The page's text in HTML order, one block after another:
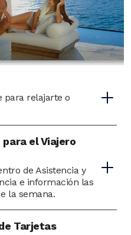
para relajarte o
el Viajero
de Asistencia y
e información las
la semana.
Tarjetas